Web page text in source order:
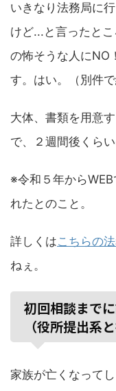
いきなり法務局に
けど...と言ったと
の怖そうな人にNO
す。はい。（別件で
大体、書類を用意
で、２週間後くら
※令和５年から
れたとのこと。
詳しくはこちらの
ねぇ。
初回相談まで
（役所提出系
家族が亡くなって